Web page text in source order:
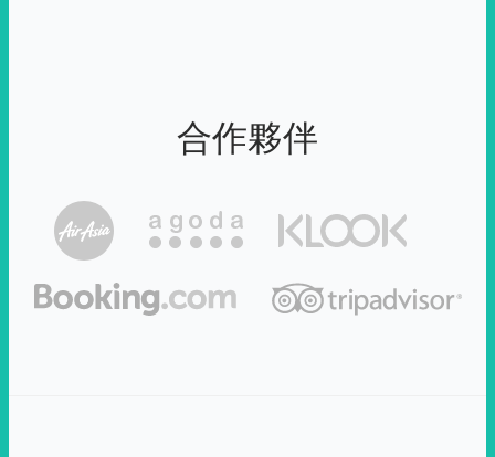
合作夥伴